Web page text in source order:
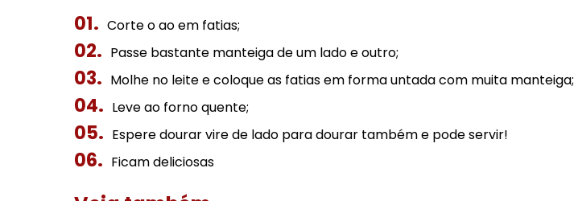
Corte o ao em fatias;
Passe bastante manteiga de um lado e outro;
Molhe no leite e coloque as fatias em forma untada com muita manteiga;
Leve ao forno quente;
Espere dourar vire de lado para dourar também e pode servir!
Ficam deliciosas